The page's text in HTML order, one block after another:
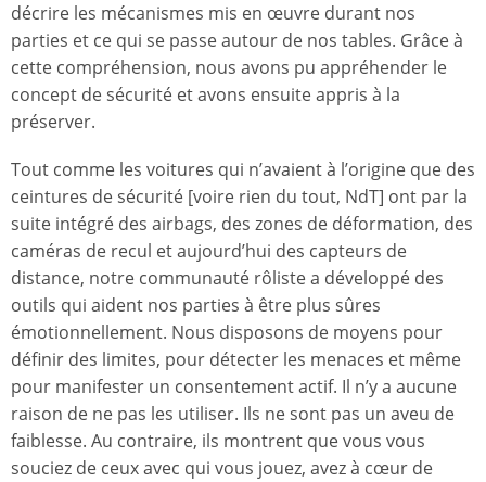
décrire les mécanismes mis en œuvre durant nos
parties et ce qui se passe autour de nos tables. Grâce à
cette compréhension, nous avons pu appréhender le
concept de sécurité et avons ensuite appris à la
préserver.
Tout comme les voitures qui n’avaient à l’origine que des
ceintures de sécurité [voire rien du tout, NdT] ont par la
suite intégré des airbags, des zones de déformation, des
caméras de recul et aujourd’hui des capteurs de
distance, notre communauté rôliste a développé des
outils qui aident nos parties à être plus sûres
émotionnellement. Nous disposons de moyens pour
définir des limites, pour détecter les menaces et même
pour manifester un consentement actif. Il n’y a aucune
raison de ne pas les utiliser. Ils ne sont pas un aveu de
faiblesse. Au contraire, ils montrent que vous vous
souciez de ceux avec qui vous jouez, avez à cœur de